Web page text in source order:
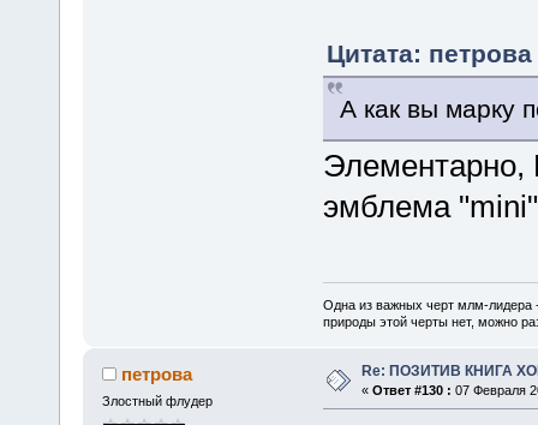
Цитата:
А как вы марку
Элементарно,
эмблема "mini"
Одна из важных черт млм-лидера
природы этой черты нет, можно
петрова
Злостный флудер
Re: ПОЗИТИВ КНИГА
« Ответ #130 : 07 Февраля